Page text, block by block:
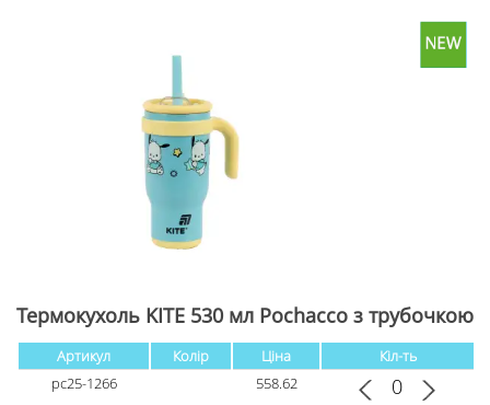
Термокухоль KITE 530 мл Pochacco з трубочкою
Артикул Колір Ціна
Кіл-ть
pc25-1266
558.62